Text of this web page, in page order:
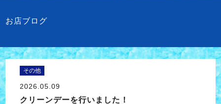
お店ブログ
その他
2026.05.09
クリーンデーを行いました！